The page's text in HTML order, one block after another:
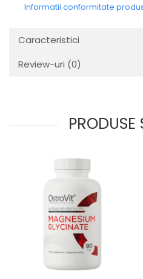
Informatii conformitate
Caracteristici
Review-uri (0)
PRODUSE